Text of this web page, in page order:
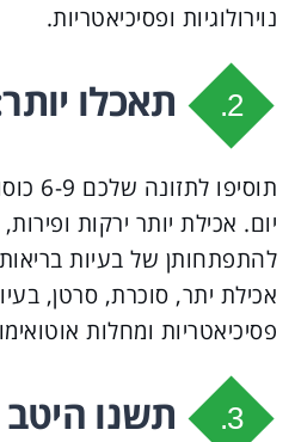
נוירולוגיות ופסיכיאטריות.
2. תאכלו
יום. אכילת יותר ירקות
להתפתחותן של בעיות
אכילת יתר, סוכרת, סרטן,
פסיכיאטריות ומחלות
3. תשנו היטב